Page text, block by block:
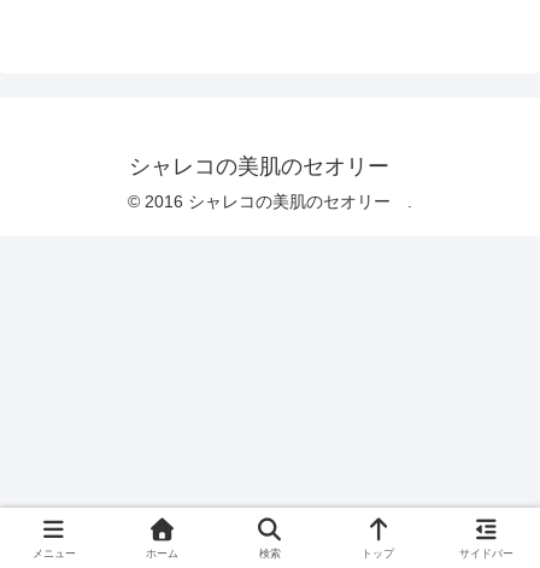
シャレコの美肌のセオリー
© 2016 シャレコの美肌のセオリー .
メニュー ホーム 検索 トップ サイドバー